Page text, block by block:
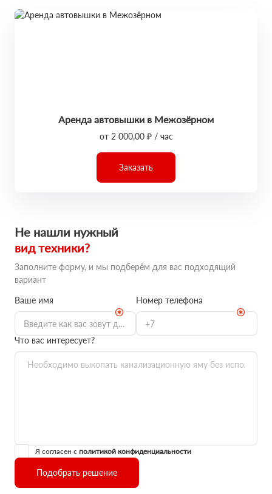
Аренда автовышки в Межозёрном
от 2 000,00 ₽ / час
Заказать
Не нашли нужный
вид техники?
Заполните форму, и мы подберём для вас подходящий
вариант
Ваше имя
Номер телефона
Что вас интересует?
Я согласен с политикой конфиденциальности
Подобрать решение